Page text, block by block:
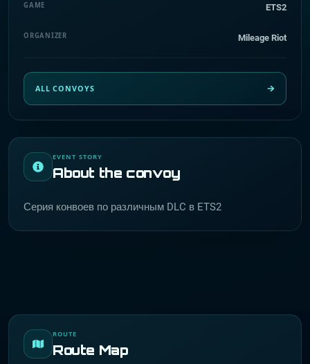
EVENT STORY
About the convoy
Серия конвоев по различным DLC в ETS2
ROUTE
Route Map
GAME ETS2
ORGANIZER Mileage Riot
ALL CONVOYS